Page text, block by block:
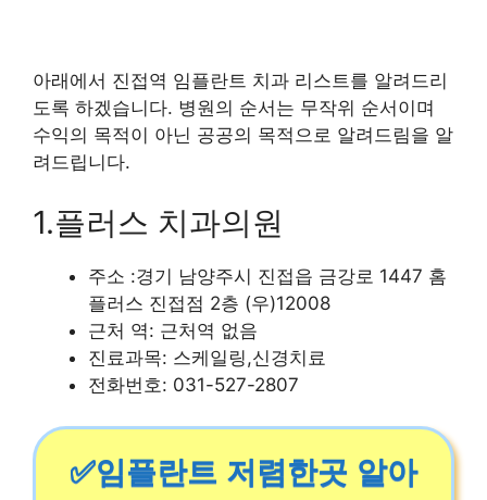
아래에서 진접역 임플란트 치과 리스트를 알려드리
도록 하겠습니다. 병원의 순서는 무작위 순서이며
수익의 목적이 아닌 공공의 목적으로 알려드림을 알
려드립니다.
1.플러스 치과의원
주소 :경기 남양주시 진접읍 금강로 1447 홈
플러스 진접점 2층 (우)12008
근처 역: 근처역 없음
진료과목: 스케일링,신경치료
전화번호: 031-527-2807
✅임플란트 저렴한곳 알아